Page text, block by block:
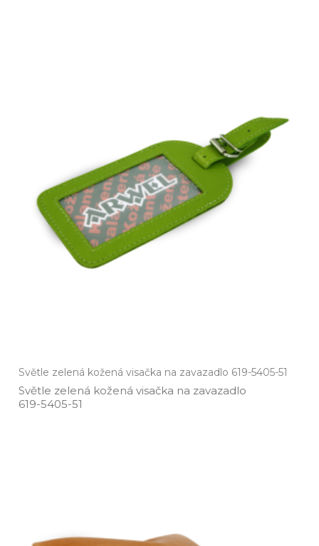
Světle zelená kožená visačka na zavazadlo 619-5405-51
Světle zelená kožená visačka na zavazadlo
619­-5405­-51